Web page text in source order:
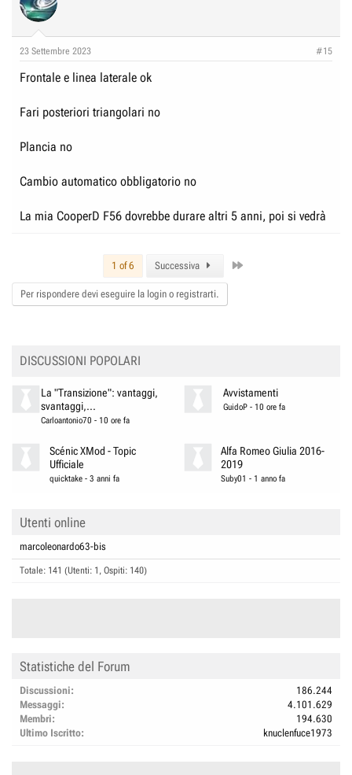
23 Settembre 2023 #15
Frontale e linea laterale ok
Fari posteriori triangolari no
Plancia no
Cambio automatico obbligatorio no
La mia CooperD F56 dovrebbe durare altri 5 anni, poi si vedrà
1 of 6 Successiva
Per rispondere devi eseguire la login o registrarti.
DISCUSSIONI POPOLARI
La "Transizione": vantaggi,
svantaggi,...
Carloantonio70 - 10 ore fa
Avvistamenti
GuidoP - 10 ore fa
Scénic XMod - Topic
Ufficiale
quicktake -3 anni fa
Alfa Romeo Giulia 2016-
2019
Suby01 - 1 anno fa
Utenti online
marcoleonardo63-bis
Totale: 141 (Utenti: 1, Ospiti: 140)
Statistiche del Forum
Discussioni
186.244
Messaggi
4.101.629
Membri
194.630
Ultimo Iscritto
knuclenfuce1973